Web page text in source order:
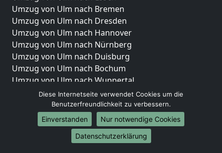
Umzug von Ulm nach Bremen
Umzug von Ulm nach Dresden
Umzug von Ulm nach Hannover
Umzug von Ulm nach Nürnberg
Umzug von Ulm nach Duisburg
Umzug von Ulm nach Bochum
Umzug von Ulm nach Wuppertal
Umzug von Ulm nach Bielefeld
Umzug von Ulm nach Bonn
Umzug von Ulm nach Münster
Internationale-Umzüge
Diese Internetseite verwendet Cookies um die
Benutzerfreundlichkeit zu verbessern.
Einverstanden
Nur notwendige Cookies
Datenschutzerklärung